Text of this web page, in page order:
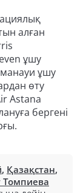
алған
ұшу
ұшу
өту
Astana
бергені
, Қазақстан,
Томпиева